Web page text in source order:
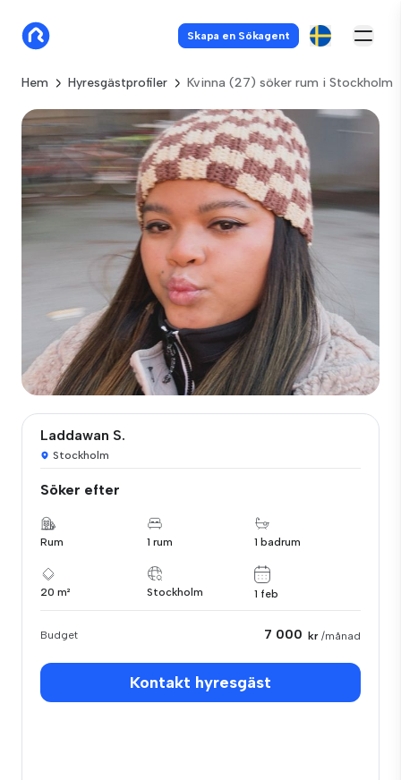
Skapa en Sökagent
Hem Hyresgästprofiler Kvinna (27) söker rum i Stockholm
Laddawan S.
Stockholm
Söker efter
Rum 1 rum 1 badrum
20 m² Stockholm 1 feb
Budget 7 000 kr /månad
Kontakt hyresgäst